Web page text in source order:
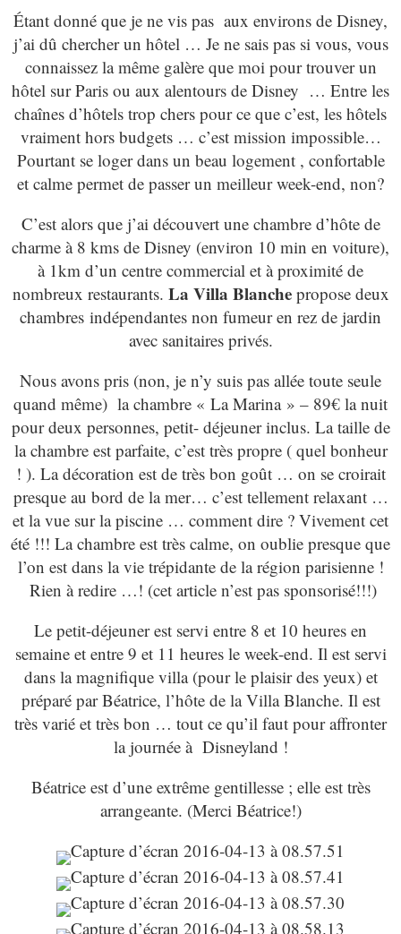
Étant donné que je ne vis pas aux environs de Disney,
j’ai dû chercher un hôtel … Je ne sais pas si vous, vous
connaissez la même galère que moi pour trouver un
hôtel sur Paris ou aux alentours de Disney … Entre les
chaînes d’hôtels trop chers pour ce que c’est, les hôtels
vraiment hors budgets … c’est mission impossible…
Pourtant se loger dans un beau logement , confortable
et calme permet de passer un meilleur week-end, non?
C’est alors que j’ai découvert une chambre d’hôte de
charme à 8 kms de Disney (environ 10 min en voiture),
à 1km d’un centre commercial et à proximité de
nombreux restaurants. La Villa Blanchepropose deux
chambres indépendantes non fumeur en rez de jardin
avec sanitaires privés.
Nous avons pris (non, je n’y suis pas allée toute seule
quand même) la chambre « La Marina » – 89€ la nuit
pour deux personnes, petit- déjeuner inclus. La taille de
la chambre est parfaite, c’est très propre ( quel bonheur
! ). La décoration est de très bon goût … on se croirait
presque au bord de la mer… c’est tellement relaxant …
et la vue sur la piscine … comment dire ? Vivement cet
été !!! La chambre est très calme, on oublie presque que
l’on est dans la vie trépidante de la région parisienne !
Rien à redire …! (cet article n’est pas sponsorisé!!!)
Le petit-déjeuner est servi entre 8 et 10 heures en
semaine et entre 9 et 11 heures le week-end. Il est servi
dans la magnifique villa (pour le plaisir des yeux) et
préparé par Béatrice, l’hôte de la Villa Blanche. Il est
très varié et très bon … tout ce qu’il faut pour affronter
la journée à Disneyland !
Béatrice est d’une extrême gentillesse ; elle est très
arrangeante. (Merci Béatrice!)